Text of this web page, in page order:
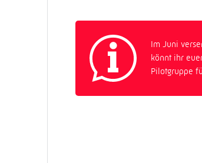
Im Juni
könnt ihr
Pilotgruppe